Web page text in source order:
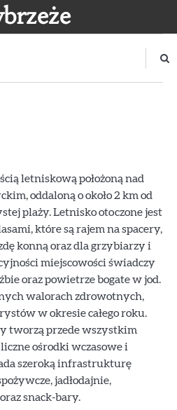
letniskową położoną nad
oddaloną o około 2 km od
plaży. Letnisko otoczone jest
które są rajem na spacery,
konną oraz dla grzybiarzy i
miejscowości świadczy
oraz powietrze bogate w jod.
walorach zdrowotnych,
w okresie całego roku.
tworzą przede wszystkim
ośrodki wczasowe i
szeroką infrastrukturę
jadłodajnie,
snack-bary.